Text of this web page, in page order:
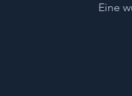
Eine